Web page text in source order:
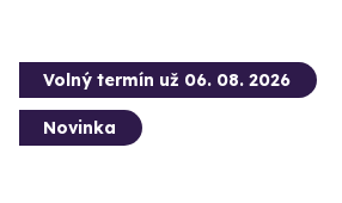
Volný termín už 06. 08. 2026
Novinka